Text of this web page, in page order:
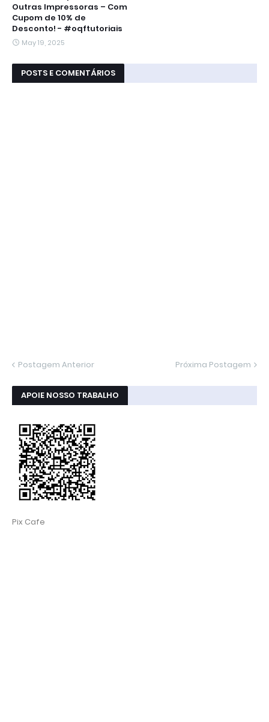
Outras Impressoras – Com
Cupom de 10% de
Desconto! - #oqftutoriais
May 19, 2025
POSTS E COMENTÁRIOS
Postagem Anterior Próxima Postagem
APOIE NOSSO TRABALHO
Pix Cafe